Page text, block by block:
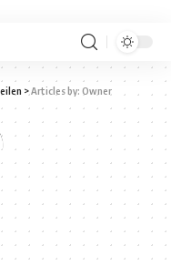
>Articles by: Owner